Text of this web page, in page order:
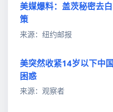
美媒爆料：盖茨秘密去
策
来源：纽约邮报
美突然收紧14岁以下中
困惑
来源：观察者